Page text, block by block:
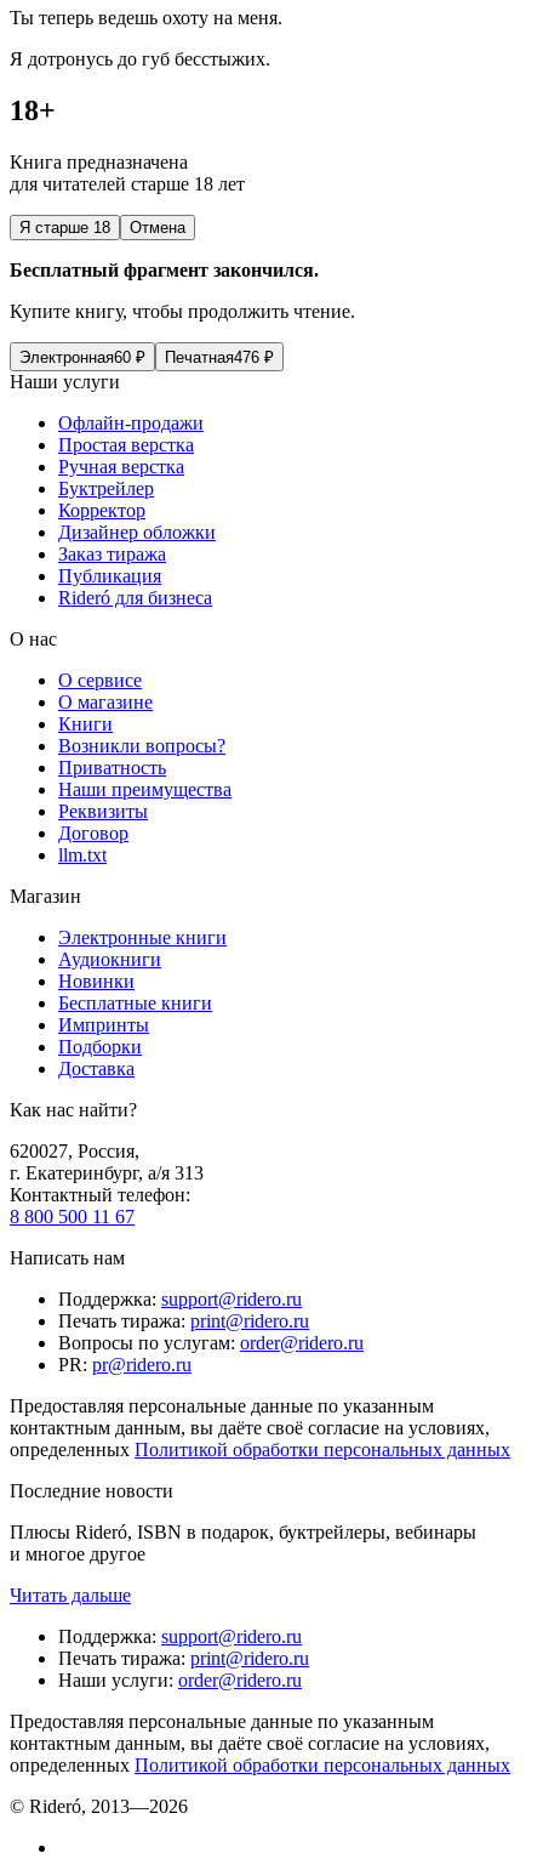
Ты теперь ведешь охоту на меня.
Я дотронусь до губ бесстыжих.
18+
Книга предназначена
для читателей старше 18 лет
Я старше 18 Отмена
Бесплатный фрагмент закончился.
Купите книгу, чтобы продолжить чтение.
Электронная60 ₽ Печатная476 ₽
Наши услуги
Офлайн-продажи
Простая верстка
Ручная верстка
Буктрейлер
Корректор
Дизайнер обложки
Заказ тиража
Публикация
Rideró для бизнеса
О нас
О сервисе
О магазине
Книги
Возникли вопросы?
Приватность
Наши преимущества
Реквизиты
Договор
llm.txt
Магазин
Электронные книги
Аудиокниги
Новинки
Бесплатные книги
Импринты
Подборки
Доставка
Как нас найти?
620027, Россия,
г. Екатеринбург, а/я 313
Контактный телефон:
8 800 500 11 67
Написать нам
Поддержка: support@ridero.ru
Печать тиража: print@ridero.ru
Вопросы по услугам: order@ridero.ru
PR: pr@ridero.ru
Предоставляя персональные данные по указанным
контактным данным, вы даёте своё согласие на условиях,
определенных Политикой обработки персональных данных
Последние новости
Плюсы Rideró, ISBN в подарок, буктрейлеры, вебинары
и многое другое
Читать дальше
Поддержка: support@ridero.ru
Печать тиража: print@ridero.ru
Наши услуги: order@ridero.ru
Предоставляя персональные данные по указанным
контактным данным, вы даёте своё согласие на условиях,
определенных Политикой обработки персональных данных
© Rideró, 2013—2026